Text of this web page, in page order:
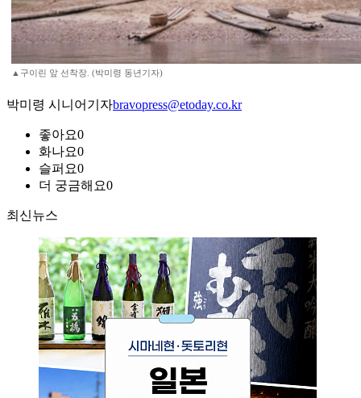
▲구이린 앞 선착장. (박미령 동년기자)
박미령 시니어기자bravopress@etoday.co.kr
좋아요0
화나요0
슬퍼요0
더 궁금해요0
최신뉴스